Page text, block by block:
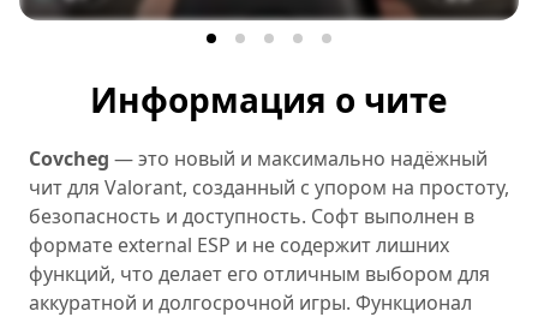
Информация о чите
Covcheg — это новый и максимально надёжный
чит для Valorant, созданный с упором на простоту,
безопасность и доступность. Софт выполнен в
формате external ESP и не содержит лишних
функций, что делает его отличным выбором для
аккуратной и долгосрочной игры. Функционал